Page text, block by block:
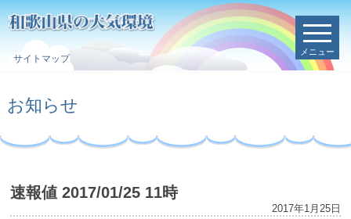
サイトマップ
メニュー
お知らせ
速報値 2017/01/25 11時
2017年1月25日